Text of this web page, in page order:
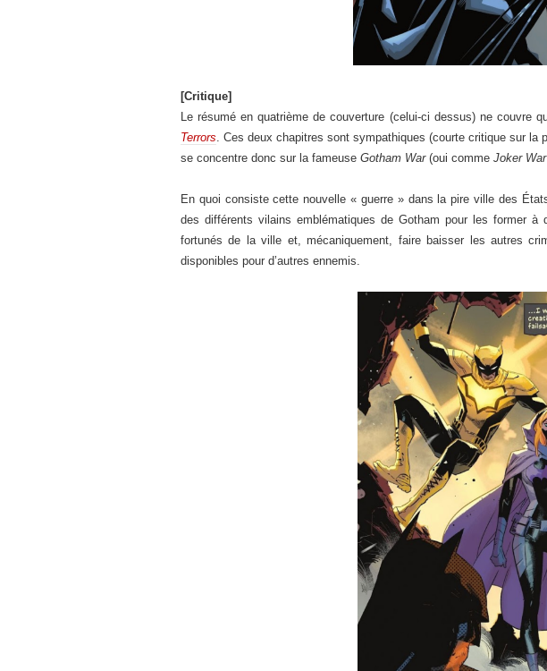
[Critique]
Le résumé en quatrième de couverture (celui-ci dessus) ne couvre
Terrors. Ces deux chapitres sont sympathiques (courte critique sur la
se concentre donc sur la fameuse Gotham War(oui comme Joker War
En quoi consiste cette nouvelle « guerre » dans la pire ville des
des différents vilains emblématiques de Gotham pour les former à
fortunés de la ville et, mécaniquement, faire baisser les autres
disponibles pour d’autres ennemis.